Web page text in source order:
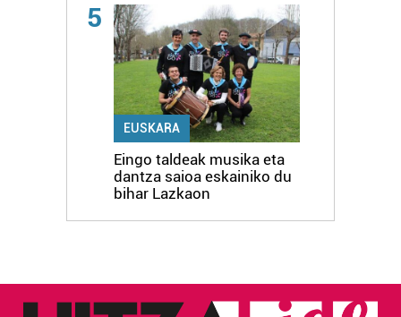
5
EUSKARA
Eingo taldeak musika eta
dantza saioa eskainiko du
bihar Lazkaon